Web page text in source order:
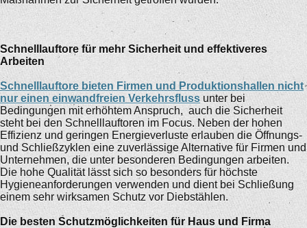
Schnelllauftore für mehr Sicherheit und effektiveres
Arbeiten
Schnelllauftore bieten Firmen und Produktionshallen nicht
nur einen einwandfreien Verkehrsfluss unter bei
Bedingungen mit erhöhtem Anspruch, auch die Sicherheit
steht bei den Schnelllauftoren im Focus. Neben der hohen
Effizienz und geringen Energieverluste erlauben die Öffnungs-
und Schließzyklen eine zuverlässige Alternative für Firmen und
Unternehmen, die unter besonderen Bedingungen arbeiten.
Die hohe Qualität lässt sich so besonders für höchste
Hygieneanforderungen verwenden und dient bei Schließung
einem sehr wirksamen Schutz vor Diebstählen.
Die besten Schutzmöglichkeiten für Haus und Firma